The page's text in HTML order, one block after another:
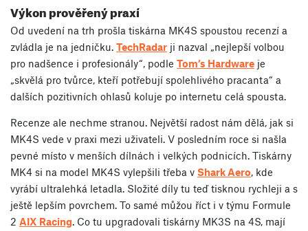
Výkon prověřený praxí
Od uvedení na trh prošla tiskárna MK4S spoustou recenzí a
zvládla je na jedničku. TechRadar ji nazval „nejlepší volbou
pro nadšence i profesionály“, podle Tom’s Hardware je
„skvělá pro tvůrce, kteří potřebují spolehlivého pracanta“ a
dalších pozitivních ohlasů koluje po internetu celá spousta.
Recenze ale nechme stranou. Největší radost nám dělá, jak si
MK4S vede v praxi mezi uživateli. V posledním roce si našla
pevné místo v menších dílnách i velkých podnicích. Tiskárny
MK4 si na model MK4S vylepšili třeba v Shark Aero, kde
vyrábí ultralehká letadla. Složité díly tu teď tisknou rychleji a s
ještě lepším povrchem. To samé můžou říct i v týmu Formule
2 AIX Racing. Co tu upgradovali tiskárny MK3S na 4S, mají